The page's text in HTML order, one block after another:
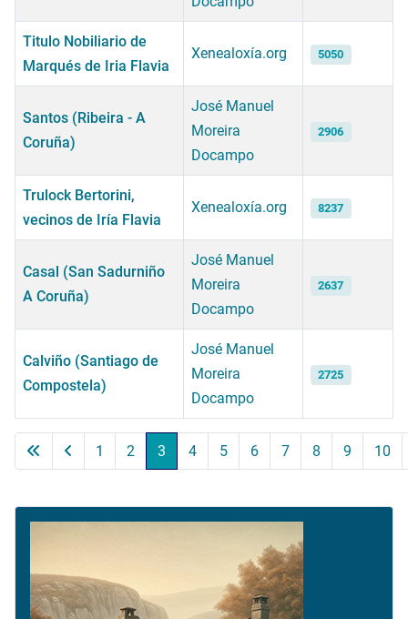
Artículos
Titulo Nobiliario de
Marqués de Iria Flavia
Xenealoxía.org 5050
Santos (Ribeira - A
Coruña)
José Manuel
Moreira
Docampo
2906
Trulock Bertorini,
vecinos de Iría Flavia
Xenealoxía.org 8237
Casal (San Sadurniño
A Coruña)
José Manuel
Moreira
Docampo
2637
Calviño (Santiago de
Compostela)
José Manuel
Moreira
Docampo
2725
Página 3 de 11
1 2 3 4 5 6 7 8 9 10